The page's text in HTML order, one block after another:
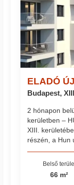
ELADÓ
Budapest,
2 hónapon
kerületben –
XIII.
részén, a Hun
Belső
66 m²